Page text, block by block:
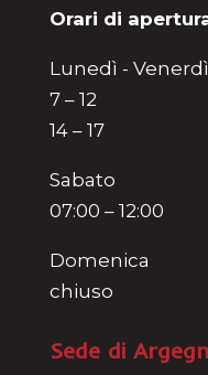
Orari di
Lunedì - Venerdì
7 – 12
14 – 17
Sabato
07:00 – 12:00
Domenica
chiuso
Sede di